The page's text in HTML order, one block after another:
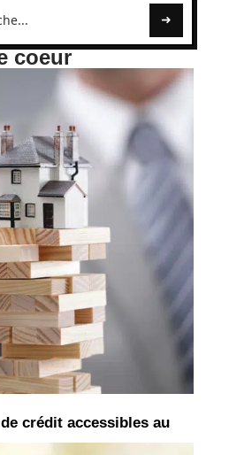
coeur
crédit accessibles au